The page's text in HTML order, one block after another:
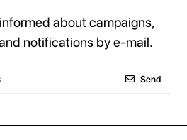
about campaigns,
notifications by e-mail.
Send